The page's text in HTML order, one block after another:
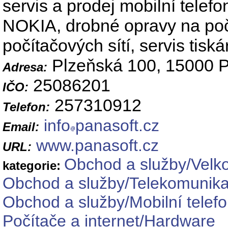
servis a prodej mobilní
NOKIA, drobné opravy na
počítačových sítí, servis
Adresa: Plzeňská 100, 15000
IČO: 25086201
Telefon: 257310912
Email: info panasoft.cz
URL: www.panasoft.cz
kategorie: Obchod a služby/
Obchod a služby/
Obchod a služby/Mobilní
Počítače a internet/Hardware